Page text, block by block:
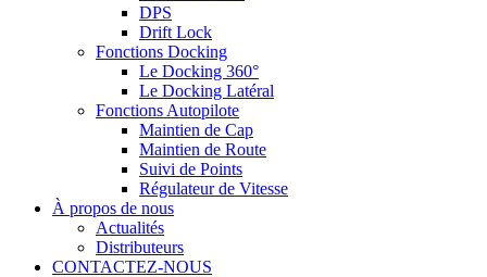
DPS
Drift Lock
Fonctions Docking
Le Docking 360°
Le Docking Latéral
Fonctions Autopilote
Maintien de Cap
Maintien de Route
Suivi de Points
Régulateur de Vitesse
À propos de nous
Actualités
Distributeurs
CONTACTEZ-NOUS